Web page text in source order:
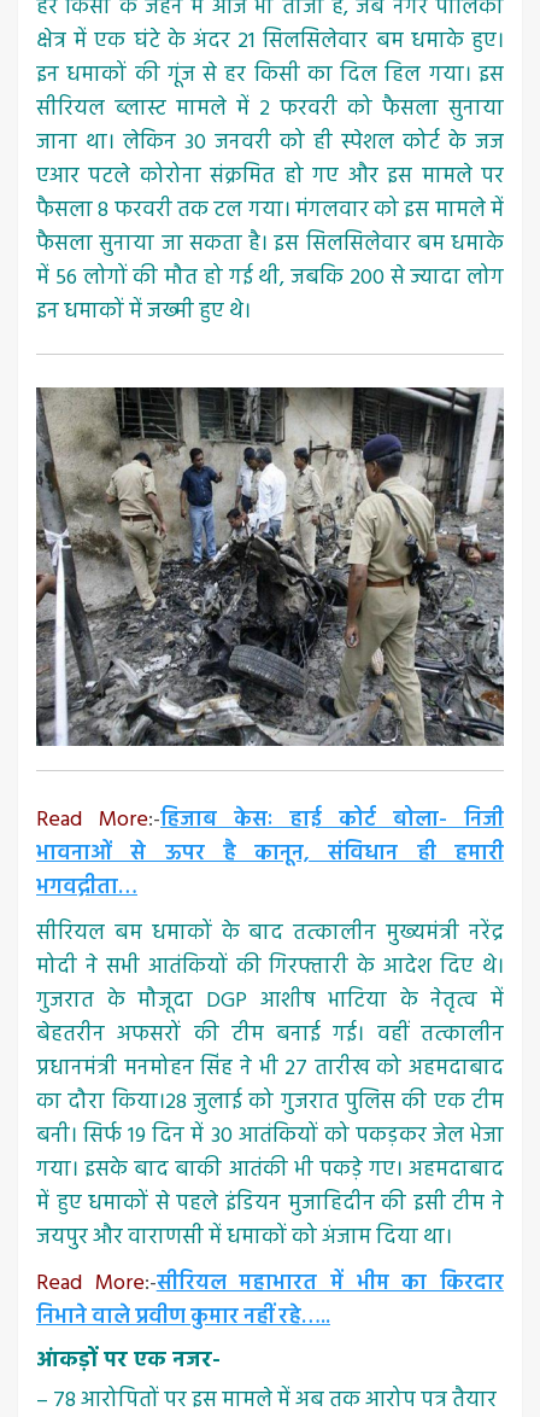
हर किसी के जहन में आज भी ताजा है, जब नगर पालिका
क्षेत्र में एक घंटे के अंदर 21 सिलसिलेवार बम धमाके हुए।
इन धमाकों की गूंज से हर किसी का दिल हिल गया। इस
सीरियल ब्लास्ट मामले में 2 फरवरी को फैसला सुनाया
जाना था। लेकिन 30 जनवरी को ही स्पेशल कोर्ट के जज
एआर पटले कोरोना संक्रमित हो गए और इस मामले पर
फैसला 8 फरवरी तक टल गया। मंगलवार को इस मामले में
फैसला सुनाया जा सकता है। इस सिलसिलेवार बम धमाके
में 56 लोगों की मौत हो गई थी, जबकि 200 से ज्यादा लोग
इन धमाकों में जख्मी हुए थे।
Read More:-हिजाब केसः हाई कोर्ट बोला- निजी
भावनाओं से ऊपर है कानून, संविधान ही हमारी
भगवद्गीता…
सीरियल बम धमाकों के बाद तत्कालीन मुख्यमंत्री नरेंद्र
मोदी ने सभी आतंकियों की गिरफ्तारी के आदेश दिए थे।
गुजरात के मौजूदा DGP आशीष भाटिया के नेतृत्व में
बेहतरीन अफसरों की टीम बनाई गई। वहीं तत्कालीन
प्रधानमंत्री मनमोहन सिंह ने भी 27 तारीख को अहमदाबाद
का दौरा किया।28 जुलाई को गुजरात पुलिस की एक टीम
बनी। सिर्फ 19 दिन में 30 आतंकियों को पकड़कर जेल भेजा
गया। इसके बाद बाकी आतंकी भी पकड़े गए। अहमदाबाद
में हुए धमाकों से पहले इंडियन मुजाहिदीन की इसी टीम ने
जयपुर और वाराणसी में धमाकों को अंजाम दिया था।
Read More:-सीरियल महाभारत में भीम का किरदार
निभाने वाले प्रवीण कुमार नहीं रहे…..
आंकड़ों पर एक नजर-
– 78 आरोपितों पर इस मामले में अब तक आरोप पत्र तैयार